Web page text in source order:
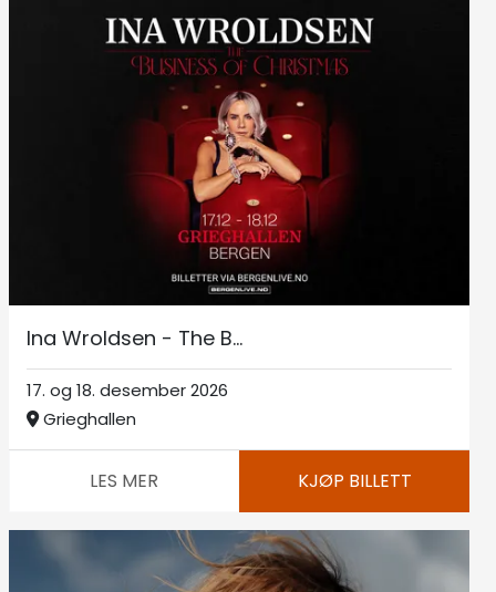
Ina Wroldsen - The B...
17. og 18. desember 2026
Grieghallen
LES MER KJØP BILLETT